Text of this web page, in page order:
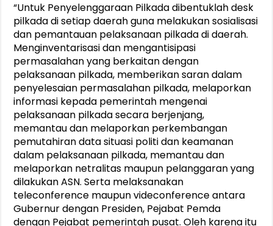
“Untuk Penyelenggaraan Pilkada dibentuklah desk
pilkada di setiap daerah guna melakukan sosialisasi
dan pemantauan pelaksanaan pilkada di daerah.
Menginventarisasi dan mengantisipasi
permasalahan yang berkaitan dengan
pelaksanaan pilkada, memberikan saran dalam
penyelesaian permasalahan pilkada, melaporkan
informasi kepada pemerintah mengenai
pelaksanaan pilkada secara berjenjang,
memantau dan melaporkan perkembangan
pemutahiran data situasi politi dan keamanan
dalam pelaksanaan pilkada, memantau dan
melaporkan netralitas maupun pelanggaran yang
dilakukan ASN. Serta melaksanakan
teleconference maupun videconference antara
Gubernur dengan Presiden, Pejabat Pemda
dengan Pejabat pemerintah pusat. Oleh karena itu